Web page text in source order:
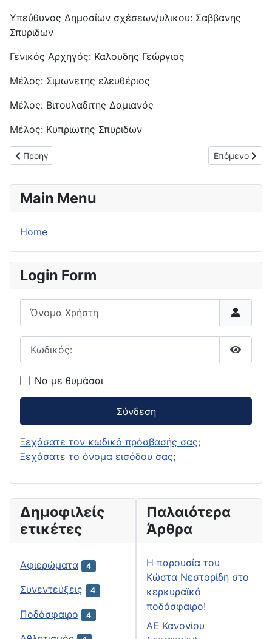
Υπεύθυνος Δημοσίων σχέσεων/υλικου: Σαββανης
Σπυριδων
Γενικός Αρχηγός: Καλουδης Γεώργιος
Μέλος: Σιμωνετης ελευθέριος
Μέλος: Βιτουλαδιτης Δαμιανός
Μέλος: Κυπριωτης Σπυριδων
Προηγούμενο άρθρο: Τριπλό "μπαμ" για την Peka FC!
Προηγ Επόμενο
Επόμενο
Main Menu
Home
Login Form
Όνομα Χρήστη
Να με θυμάσαι
Σύνδεση
Ξεχάσατε τον κωδικό πρόσβασής σας;
Ξεχάσατε το όνομα εισόδου σας;
Δημοφιλείς
ετικέτες
Αφιερώματα 4
Συνεντεύξεις 4
Ποδόσφαιρο 4
Παλαιότερα
Άρθρα
H παρουσία του
Κώστα Νεστορίδη στο
κερκυραϊκό
ποδόσφαιρο!
ΑΕ Κανονίου